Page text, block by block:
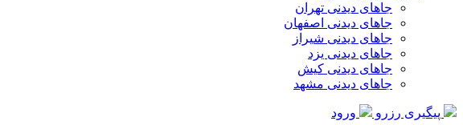
جاهای دیدنی تهران
جاهای دیدنی اصفهان
جاهای دیدنی شیراز
جاهای دیدنی یزد
جاهای دیدنی کیش
جاهای دیدنی مشهد
پیگیری رزرو ورود